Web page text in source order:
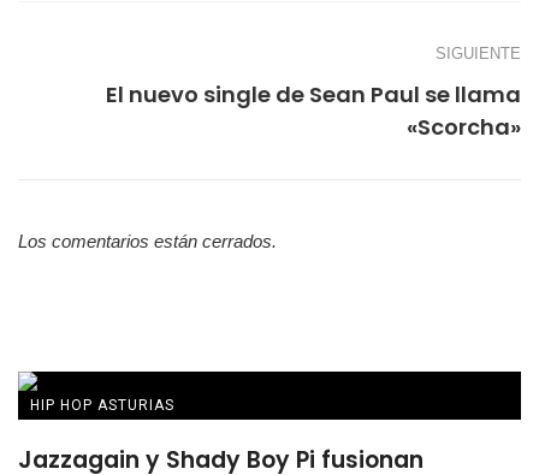
SIGUIENTE
El nuevo single de Sean Paul se llama
«Scorcha»
Los comentarios están cerrados.
HIP HOP ASTURIAS
Jazzagain y Shady Boy Pi fusionan